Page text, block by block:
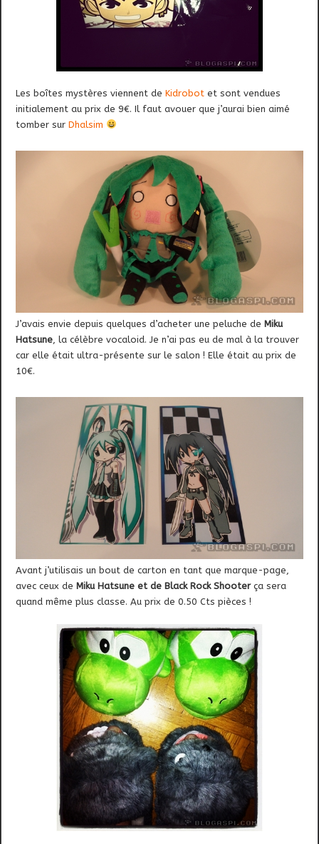
Les boîtes mystères viennent deKidrobot et sont vendues
initialement au prix de 9€. Il faut avouer que j’aurai bien aimé
tomber surDhalsim
J’avais envie depuis quelques d’acheter une peluche de Miku
Hatsune, la célèbre vocaloid. Je n’ai pas eu de mal à la trouver
car elle était ultra-présente sur le salon ! Elle était au prix de
10€.
Avant j’utilisais un bout de carton en tant que marque-page,
avec ceux de Miku Hatsune et de Black Rock Shooterça sera
quand même plus classe. Au prix de 0.50 Cts pièces !